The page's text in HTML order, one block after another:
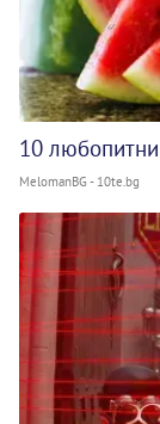
10
MelomanBG - 10te.bg